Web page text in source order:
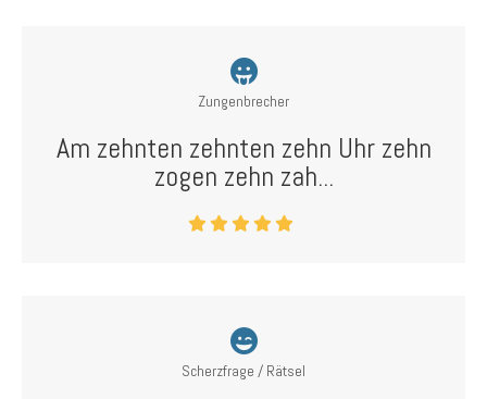
Zungenbrecher
Am zehnten zehnten zehn Uhr zehn
zogen zehn zah...
Scherzfrage / Rätsel